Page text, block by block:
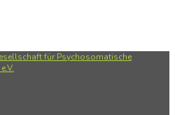
für Psychosomatische